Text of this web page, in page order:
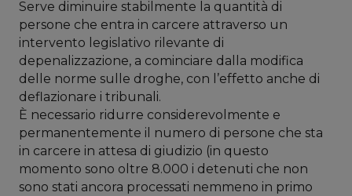
Serve diminuire stabilmente la quantità di
persone che entra in carcere attraverso un
intervento legislativo rilevante di
depenalizzazione, a cominciare dalla modifica
delle norme sulle droghe, con l’effetto anche di
deflazionare i tribunali.
È necessario ridurre considerevolmente e
permanentemente il numero di persone che sta
in carcere in attesa di giudizio (in questo
momento sono oltre 8.000 i detenuti che non
sono stati ancora processati nemmeno in primo